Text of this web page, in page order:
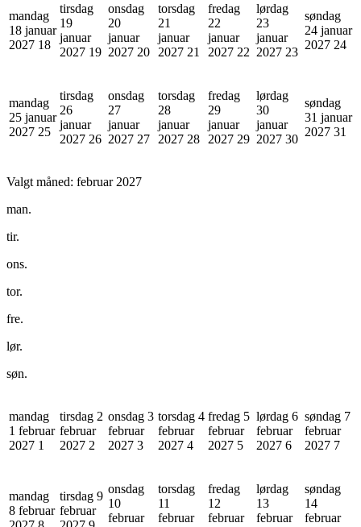
mandag
18 januar
2027 18
tirsdag
19
januar
2027 19
onsdag
20
januar
2027 20
torsdag
21
januar
2027 21
fredag
22
januar
2027 22
lørdag
23
januar
2027 23
søndag
24 januar
2027 24
mandag
25 januar
2027 25
tirsdag
26
januar
2027 26
onsdag
27
januar
2027 27
torsdag
28
januar
2027 28
fredag
29
januar
2027 29
lørdag
30
januar
2027 30
søndag
31 januar
2027 31
Valgt måned: februar 2027
man.
tir.
ons.
tor.
fre.
lør.
søn.
mandag
1 februar
2027 1
tirsdag 2
februar
2027 2
onsdag 3
februar
2027 3
torsdag 4
februar
2027 4
fredag 5
februar
2027 5
lørdag 6
februar
2027 6
søndag 7
februar
2027 7
mandag
8 februar
tirsdag 9
februar
onsdag
10
februar
torsdag
11
februar
fredag
12
februar
lørdag
13
februar
søndag
14
februar